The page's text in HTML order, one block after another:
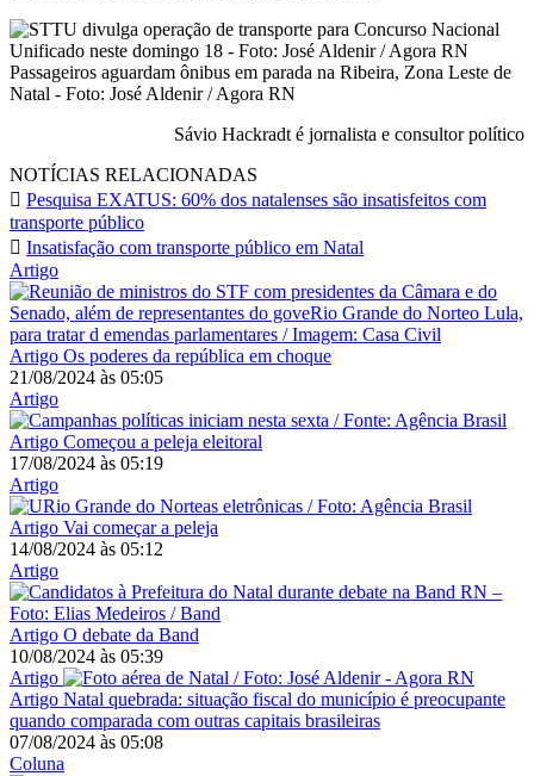
Passageiros aguardam ônibus em parada na Ribeira, Zona Leste de
Natal - Foto: José Aldenir / Agora RN
Sávio Hackradt é jornalista e consultor político
NOTÍCIAS RELACIONADAS
Pesquisa EXATUS: 60% dos natalenses são insatisfeitos com
transporte público
Insatisfação com transporte público em Natal
Artigo
Artigo Os poderes da república em choque
21/08/2024 às 05:05
Artigo
Artigo Começou a peleja eleitoral
17/08/2024 às 05:19
Artigo
Artigo Vai começar a peleja
14/08/2024 às 05:12
Artigo
Artigo O debate da Band
10/08/2024 às 05:39
Artigo
Artigo Natal quebrada: situação fiscal do município é preocupante
quando comparada com outras capitais brasileiras
07/08/2024 às 05:08
Coluna